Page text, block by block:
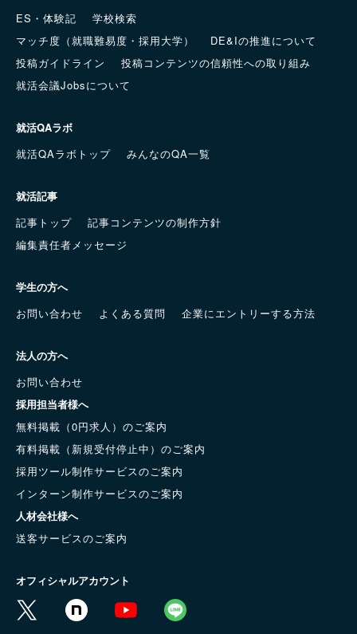
ES・体験記
学校検索
マッチ度（就職難易度・採用大学）
DE&Iの推進について
投稿ガイドライン
投稿コンテンツの信頼性への取り組み
就活会議Jobsについて
就活QAラボ
就活QAラボトップ
みんなのQA一覧
就活記事
記事トップ
記事コンテンツの制作方針
編集責任者メッセージ
学生の方へ
お問い合わせ
よくある質問 企業にエントリーする方法
法人の方へ
お問い合わせ
採用担当者様へ
無料掲載（0円求人）のご案内
有料掲載（新規受付停止中）のご案内
採用ツール制作サービスのご案内
インターン制作サービスのご案内
人材会社様へ
送客サービスのご案内
オフィシャルアカウント